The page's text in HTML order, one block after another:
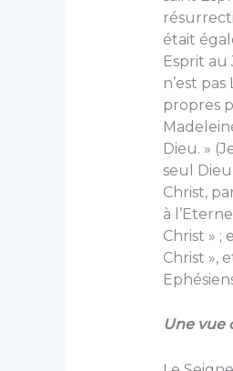
était
Esprit au
n’est
propres
Dieu. »
seul
Christ,
à
Christ » ;
Christ »,
Une vue